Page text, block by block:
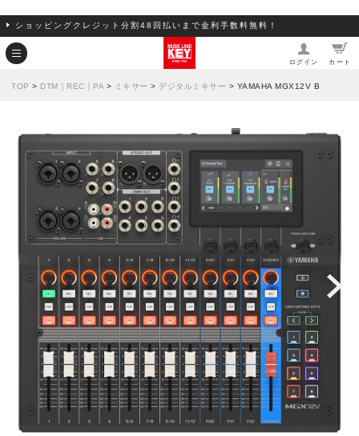
ショッピングクレジット分割48回払いまで金利手数料無料！
ログイン カート
TOP > DTM｜REC｜PA > ミキサー > デジタルミキサー > YAMAHA MGX12V B